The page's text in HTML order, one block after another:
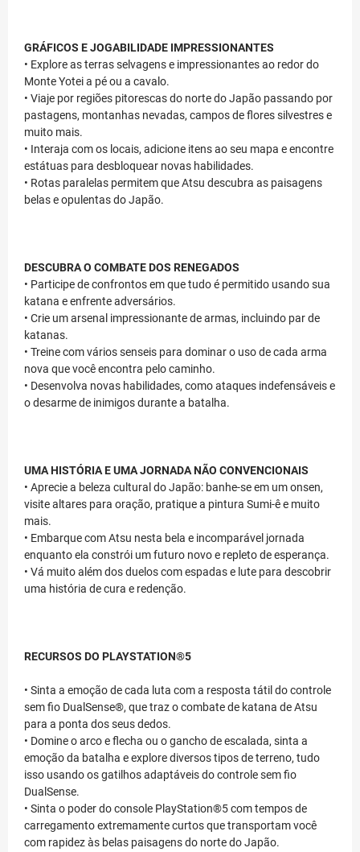
GRÁFICOS E JOGABILIDADE IMPRESSIONANTES
• Explore as terras selvagens e impressionantes ao redor do
Monte Yotei a pé ou a cavalo.
• Viaje por regiões pitorescas do norte do Japão passando por
pastagens, montanhas nevadas, campos de flores silvestres e
muito mais.
• Interaja com os locais, adicione itens ao seu mapa e encontre
estátuas para desbloquear novas habilidades.
• Rotas paralelas permitem que Atsu descubra as paisagens
belas e opulentas do Japão.
DESCUBRA O COMBATE DOS RENEGADOS
• Participe de confrontos em que tudo é permitido usando sua
katana e enfrente adversários.
• Crie um arsenal impressionante de armas, incluindo par de
katanas.
• Treine com vários senseis para dominar o uso de cada arma
nova que você encontra pelo caminho.
• Desenvolva novas habilidades, como ataques indefensáveis e
o desarme de inimigos durante a batalha.
UMA HISTÓRIA E UMA JORNADA NÃO CONVENCIONAIS
• Aprecie a beleza cultural do Japão: banhe-se em um onsen,
visite altares para oração, pratique a pintura Sumi-ê e muito
mais.
• Embarque com Atsu nesta bela e incomparável jornada
enquanto ela constrói um futuro novo e repleto de esperança.
• Vá muito além dos duelos com espadas e lute para descobrir
uma história de cura e redenção.
RECURSOS DO PLAYSTATION®5
• Sinta a emoção de cada luta com a resposta tátil do controle
sem fio DualSense®, que traz o combate de katana de Atsu
para a ponta dos seus dedos.
• Domine o arco e flecha ou o gancho de escalada, sinta a
emoção da batalha e explore diversos tipos de terreno, tudo
isso usando os gatilhos adaptáveis do controle sem fio
DualSense.
• Sinta o poder do console PlayStation®5 com tempos de
carregamento extremamente curtos que transportam você
com rapidez às belas paisagens do norte do Japão.